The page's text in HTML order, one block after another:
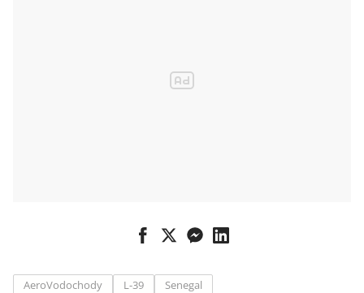
AeroVodochody L-39
Senegal